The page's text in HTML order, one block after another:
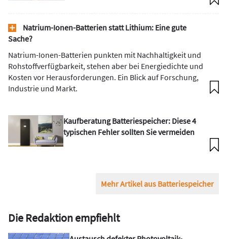
Natrium-Ionen-Batterien statt Lithium: Eine gute
Sache?
Natrium-Ionen-Batterien punkten mit Nachhaltigkeit und
Rohstoffverfügbarkeit, stehen aber bei Energiedichte und
Kosten vor Herausforderungen. Ein Blick auf ­Forschung,
Industrie und Markt.
Kaufberatung Batteriespeicher: Diese 4
typischen Fehler sollten Sie vermeiden
Mehr Artikel aus Batteriespeicher
Die Redaktion empfiehlt